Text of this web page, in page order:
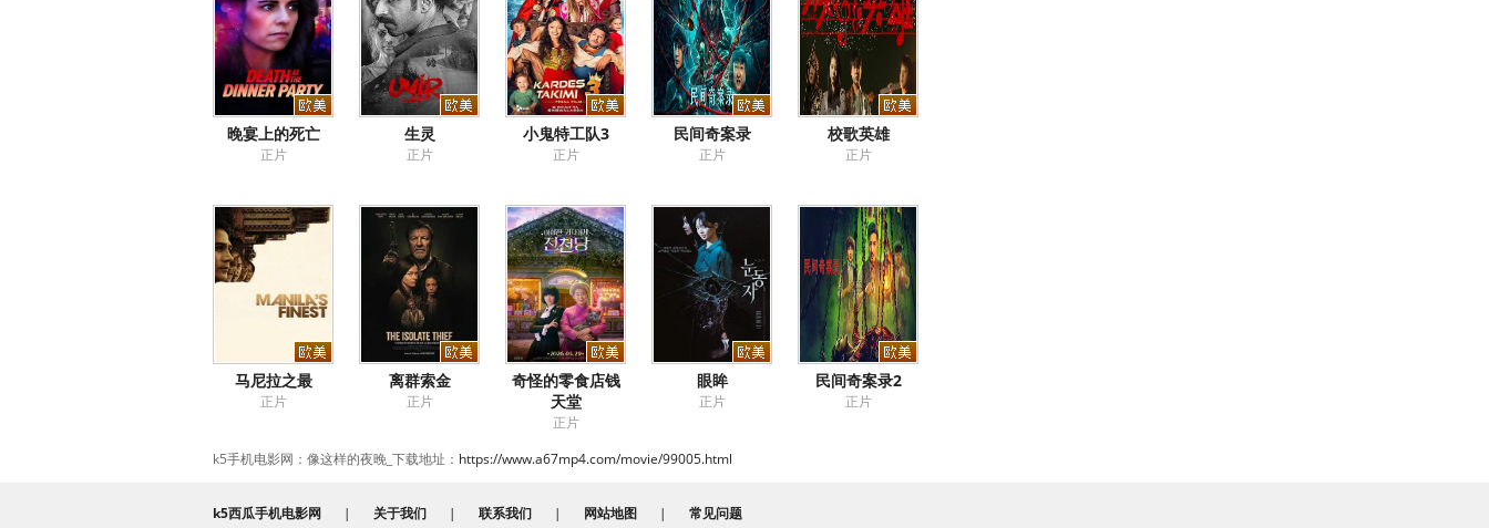
晚宴上的死亡
正片
生灵
正片
小鬼特工队3
正片
民间奇案录
正片
校歌英雄
正片
马尼拉之最
正片
离群索金
正片
奇怪的零食店钱
天堂
正片
眼眸
正片
民间奇案录2
正片
k5手机电影网：像这样的夜晚_下载地址： https://www.a67mp4.com/movie/99005.html
k5西瓜手机电影网 | 关于我们 | 联系我们 | 网站地图 | 常见问题